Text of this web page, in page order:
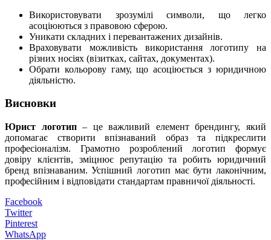
Використовувати зрозумілі символи, що легко
асоціюються з правовою сферою.
Уникати складних і перевантажених дизайнів.
Враховувати можливість використання логотипу на
різних носіях (візитках, сайтах, документах).
Обрати кольорову гаму, що асоціюється з юридичною
діяльністю.
Висновки
Юрист логотип– це важливий елемент брендингу, який
допомагає створити впізнаваний образ та підкреслити
професіоналізм. Грамотно розроблений логотип формує
довіру клієнтів, зміцнює репутацію та робить юридичний
бренд впізнаваним. Успішний логотип має бути лаконічним,
професійним і відповідати стандартам правничої діяльності.
Facebook
Twitter
Pinterest
WhatsApp